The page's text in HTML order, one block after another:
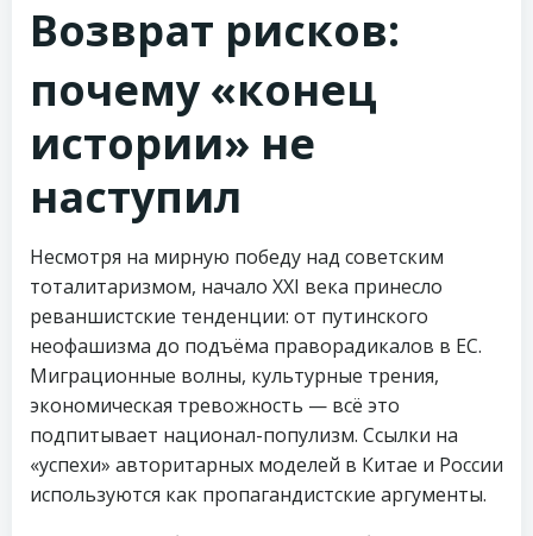
Возврат рисков:
почему «конец
истории» не
наступил
Несмотря на мирную победу над советским
тоталитаризмом, начало XXI века принесло
реваншистские тенденции: от путинского
неофашизма до подъёма праворадикалов в ЕС.
Миграционные волны, культурные трения,
экономическая тревожность — всё это
подпитывает национал-популизм. Ссылки на
«успехи» авторитарных моделей в Китае и России
используются как пропагандистские аргументы.